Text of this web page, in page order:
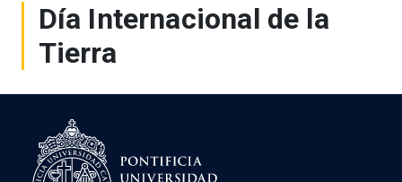
Día Internacional de la
Tierra